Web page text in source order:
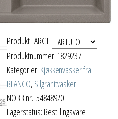
Produkt FARGE
Produktnummer: 1829237
Kategorier: Kjøkkenvasker fra
BLANCO, Silgranitvasker
NOBB nr.: 54848920
Lagerstatus: Bestillingsvare